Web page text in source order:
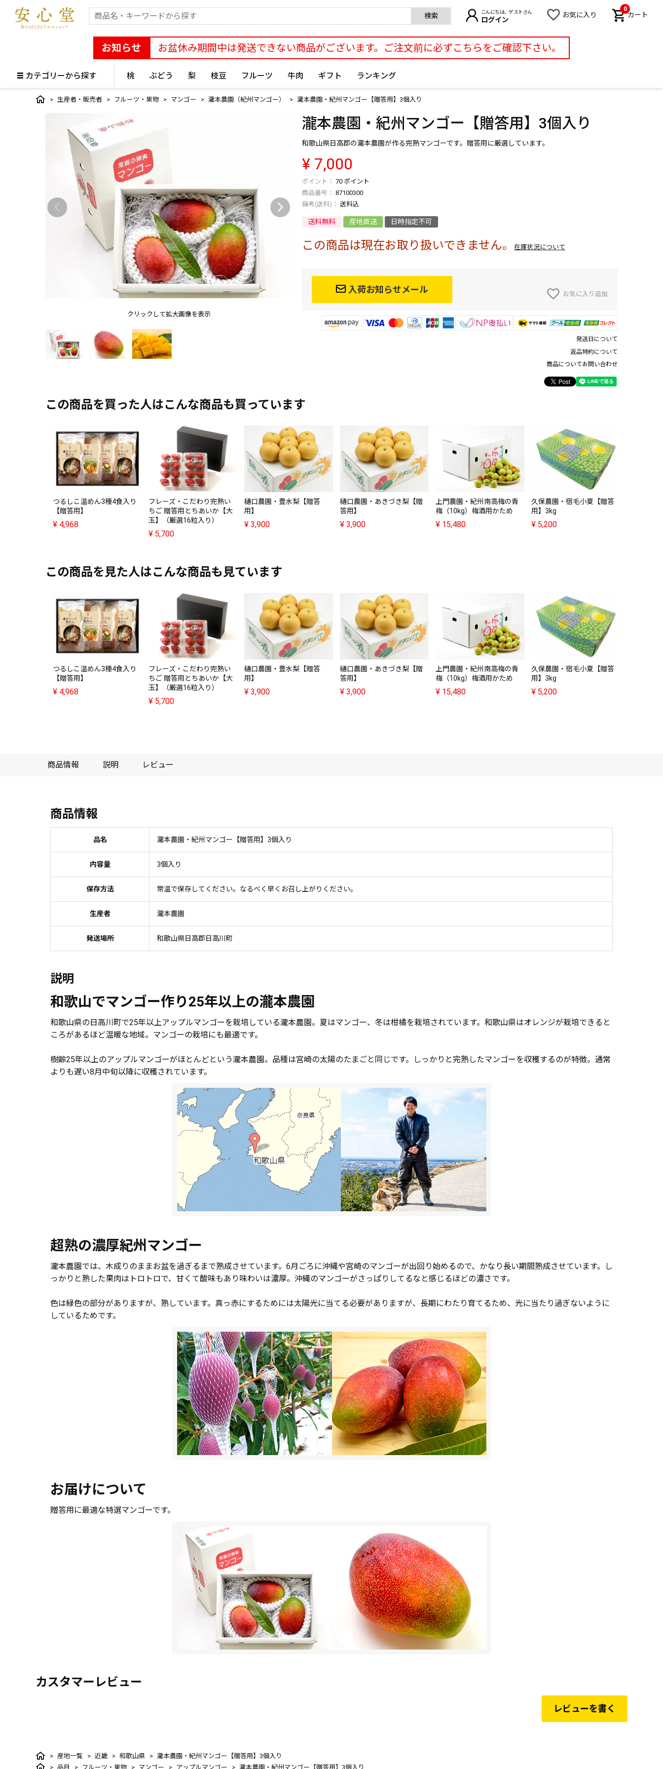
検索 こんにちは、ゲストさん
ログイン
お気に入り カート
0
お知らせ お盆休み期間中は発送できない商品がございます。ご注文前に必ずこちらをご確認下さい。
カテゴリーから探す 桃 ぶどう 梨 枝豆 フルーツ 牛肉 ギフト ランキング
生産者・販売者 フルーツ・果物 マンゴー 瀧本農園（紀州マンゴー） 瀧本農園・紀州マンゴー【贈答用】3個入り
クリックして拡大画像を表示
瀧本農園・紀州マンゴー【贈答用】3個入り
和歌山県日高郡の瀧本農園が作る完熟マンゴーです。贈答用に厳選しています。
¥ 7,000
70 ポイント
商品番号
87100300
送料込
送料無料 産地直送 日時指定不可
この商品は現在お取り扱いできません。 在庫状況について
お気に入り追加
入荷お知らせメール
発送日について
返品特約について
商品についてお問い合わせ
この商品を買った人はこんな商品も買っています
つるしこ温めん3種4食入り
【贈答用】
¥ 4,968
フレーズ・こだわり完熟い
ちご 贈答用とちあいか【大
玉】（厳選16粒入り）
¥ 5,700
樋口農園・豊水梨【贈答
用】
¥ 3,900
樋口農園・あきづき梨【贈
答用】
¥ 3,900
上門農園・紀州南高梅の青
梅（10kg）梅酒用かため
¥ 15,480
久保農園・宿毛小夏【贈答
用】3kg
¥ 5,200
この商品を見た人はこんな商品も見ています
つるしこ温めん3種4食入り
【贈答用】
¥ 4,968
フレーズ・こだわり完熟い
ちご 贈答用とちあいか【大
玉】（厳選16粒入り）
¥ 5,700
樋口農園・豊水梨【贈答
用】
¥ 3,900
樋口農園・あきづき梨【贈
答用】
¥ 3,900
上門農園・紀州南高梅の青
梅（10kg）梅酒用かため
¥ 15,480
久保農園・宿毛小夏【贈答
用】3kg
¥ 5,200
商品情報 説明 レビュー
商品情報
品名 瀧本農園・紀州マンゴー【贈答用】3個入り
内容量 3個入り
保存方法 常温で保存してください。なるべく早くお召し上がりください。
生産者 瀧本農園
発送場所 和歌山県日高郡日高川町
説明
和歌山でマンゴー作り25年以上の瀧本農園
和歌山県の日高川町で25年以上アップルマンゴーを栽培している瀧本農園。夏はマンゴー、冬は柑橘を栽培されています。和歌山県はオレンジが栽培できると
ころがあるほど温暖な地域。マンゴーの栽培にも最適です。
樹齢25年以上のアップルマンゴーがほとんどという瀧本農園。品種は宮崎の太陽のたまごと同じです。しっかりと完熟したマンゴーを収穫するのが特徴。通常
よりも遅い8月中旬以降に収穫されています。
超熟の濃厚紀州マンゴー
瀧本農園では、木成りのままお盆を過ぎるまで熟成させています。6月ごろに沖縄や宮崎のマンゴーが出回り始めるので、かなり長い期間熟成させています。し
っかりと熟した果肉はトロトロで、甘くて酸味もあり味わいは濃厚。沖縄のマンゴーがさっぱりしてるなと感じるほどの濃さです。
色は緑色の部分がありますが、熟しています。真っ赤にするためには太陽光に当てる必要がありますが、長期にわたり育てるため、光に当たり過ぎないように
しているためです。
お届けについて
贈答用に最適な特選マンゴーです。
カスタマーレビュー
レビューを書く
産地一覧 近畿 和歌山県
瀧本農園・紀州マンゴー【贈答用】3個入り
品目
フルーツ・果物 マンゴー アップルマンゴー 瀧本農園・紀州マンゴー【贈答用】3個入り